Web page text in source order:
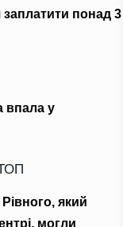
понад 3
впала у
який
могли